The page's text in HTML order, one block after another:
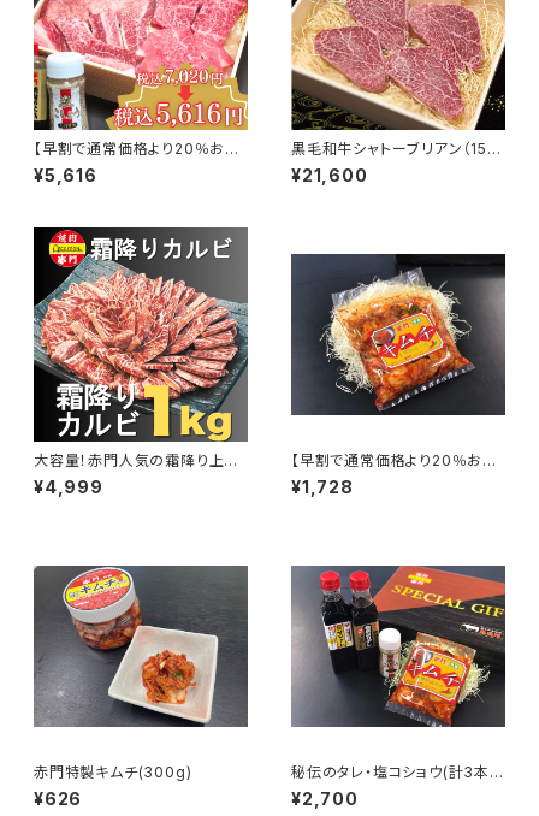
【早割で通常価格より20％お
得！】凱旋門和牛&上塩タンセッ
ト(2～3名様用)
¥5,616
黒毛和牛シャトーブリアン（150
g×4個）
¥21,600
大容量！赤門人気の霜降り上カ
ルビ！
¥4,999
【早割で通常価格より20％お
得！】赤門特製キムチ(1kg)
¥1,728
赤門特製キムチ(300g)
¥626
秘伝のタレ・塩コショウ(計3本)
＆赤門特製キムチ
¥2,700